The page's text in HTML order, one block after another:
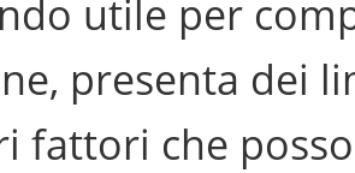
utile per
presenta dei
fattori che